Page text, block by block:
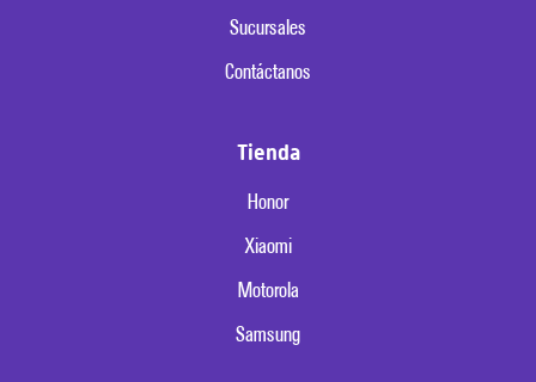
Sucursales
Contáctanos
Tienda
Honor
Xiaomi
Motorola
Samsung